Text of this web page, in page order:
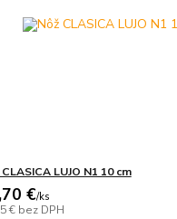
LUJO N1 10 cm
€/ks
€ bez DPH